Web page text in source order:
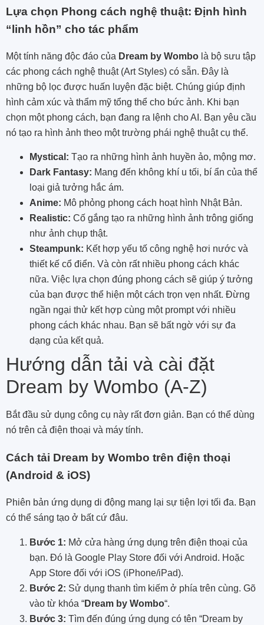
Lựa chọn Phong cách nghệ thuật: Định hình
“linh hồn” cho tác phẩm
Một tính năng độc đáo của Dream by Wombo là bộ sưu tập
các phong cách nghệ thuật (Art Styles) có sẵn. Đây là
những bộ lọc được huấn luyện đặc biệt. Chúng giúp định
hình cảm xúc và thẩm mỹ tổng thể cho bức ảnh. Khi bạn
chọn một phong cách, bạn đang ra lệnh cho AI. Bạn yêu cầu
nó tạo ra hình ảnh theo một trường phái nghệ thuật cụ thể.
Mystical: Tạo ra những hình ảnh huyền ảo, mộng mơ.
Dark Fantasy: Mang đến không khí u tối, bí ẩn của thể
loại giả tưởng hắc ám.
Anime: Mô phỏng phong cách hoạt hình Nhật Bản.
Realistic: Cố gắng tạo ra những hình ảnh trông giống
như ảnh chụp thật.
Steampunk: Kết hợp yếu tố công nghệ hơi nước và
thiết kế cổ điển. Và còn rất nhiều phong cách khác
nữa. Việc lựa chọn đúng phong cách sẽ giúp ý tưởng
của bạn được thể hiện một cách trọn vẹn nhất. Đừng
ngần ngại thử kết hợp cùng một prompt với nhiều
phong cách khác nhau. Bạn sẽ bất ngờ với sự đa
dạng của kết quả.
Hướng dẫn tải và cài đặt
Dream by Wombo (A-Z)
Bắt đầu sử dụng công cụ này rất đơn giản. Bạn có thể dùng
nó trên cả điện thoại và máy tính.
Cách tải Dream by Wombo trên điện thoại
(Android & iOS)
Phiên bản ứng dụng di động mang lại sự tiện lợi tối đa. Bạn
có thể sáng tạo ở bất cứ đâu.
Bước 1: Mở cửa hàng ứng dụng trên điện thoại của
bạn. Đó là Google Play Store đối với Android. Hoặc
App Store đối với iOS (iPhone/iPad).
Bước 2: Sử dụng thanh tìm kiếm ở phía trên cùng. Gõ
vào từ khóa “Dream by Wombo“.
Bước 3: Tìm đến đúng ứng dụng có tên “Dream by